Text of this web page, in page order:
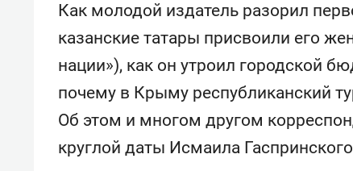
Как молодой издатель разорил
казанские татары присвоили его
нации»), как он утроил городской
почему в Крыму республиканский
Об этом и многом другом
круглой даты Исмаила
Рекомендуем
Падел, фитнес, танцы и даже
ниндзя-зал: как ТРЦ «Франт»